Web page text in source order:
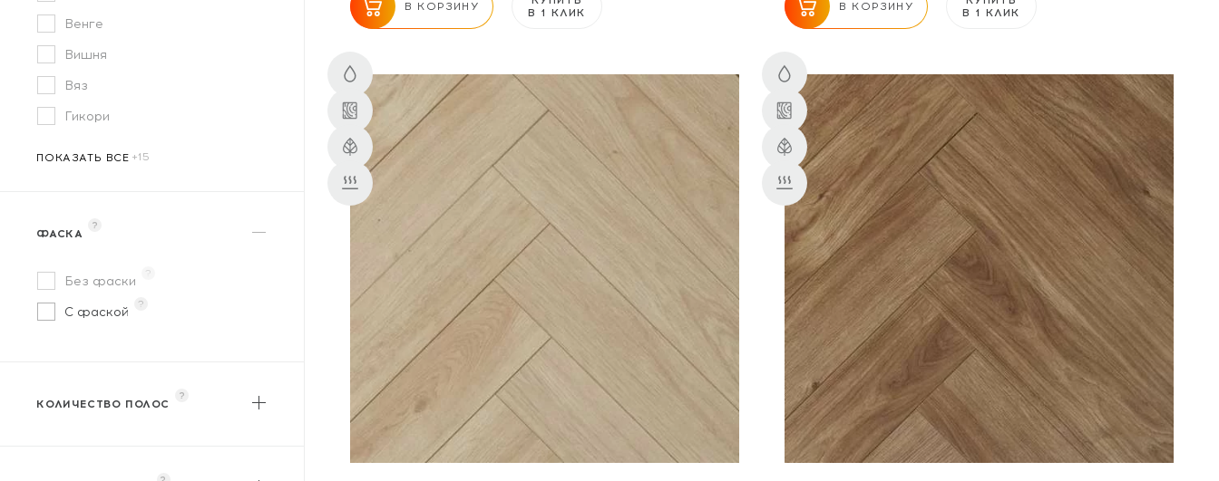
Венге
Вишня
Вяз
Гикори
ПОКАЗАТЬ ВСЕ
ФАСКА
?
Без фаски
?
С фаской
?
КОЛИЧЕСТВО ПОЛОС
?
В КОРЗИНУ
В 1 КЛИК
В КОРЗИНУ
В 1 КЛИК